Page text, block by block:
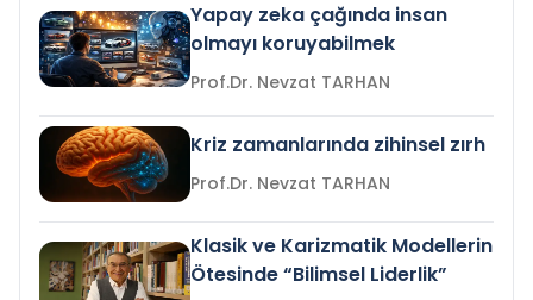
Yapay zeka çağında insan
olmayı koruyabilmek
Prof.Dr. Nevzat TARHAN
Kriz zamanlarında zihinsel zırh
Prof.Dr. Nevzat TARHAN
Klasik ve Karizmatik Modellerin
Ötesinde “Bilimsel Liderlik”